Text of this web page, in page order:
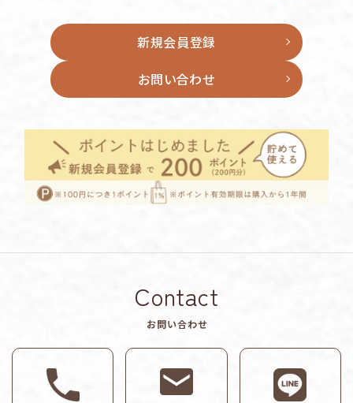
新規会員登録
お問い合わせ
Contact
お問い合わせ